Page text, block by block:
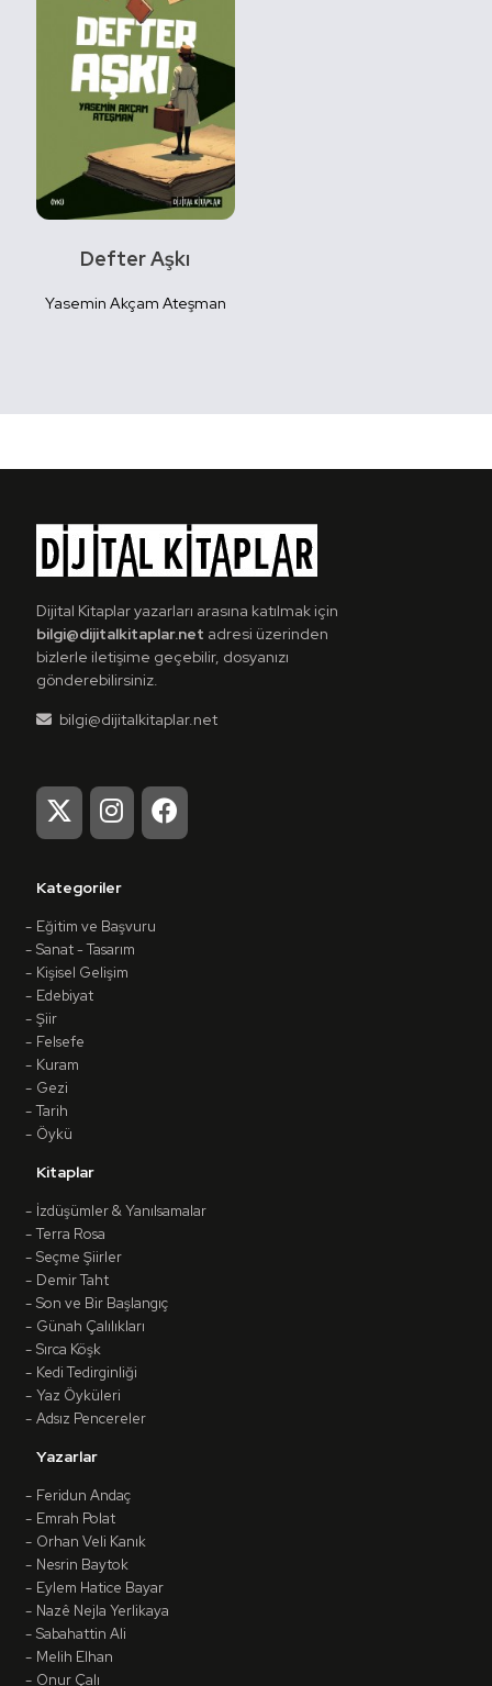
Detaylı
Defter Aşkı
Yasemin Akçam Ateşman
Dijital Kitaplar yazarları arasına katılmak için
bilgi@dijitalkitaplar.net adresi üzerinden
bizlerle iletişime geçebilir, dosyanızı
gönderebilirsiniz.
bilgi@dijitalkitaplar.net
Kategoriler
Eğitim ve Başvuru
Sanat - Tasarım
Kişisel Gelişim
Edebiyat
Şiir
Felsefe
Kuram
Gezi
Tarih
Öykü
Kitaplar
İzdüşümler & Yanılsamalar
Terra Rosa
Seçme Şiirler
Demir Taht
Son ve Bir Başlangıç
Günah Çalılıkları
Sırca Köşk
Kedi Tedirginliği
Yaz Öyküleri
Adsız Pencereler
Yazarlar
Feridun Andaç
Emrah Polat
Orhan Veli Kanık
Nesrin Baytok
Eylem Hatice Bayar
Nazê Nejla Yerlikaya
Sabahattin Ali
Melih Elhan
Onur Çalı